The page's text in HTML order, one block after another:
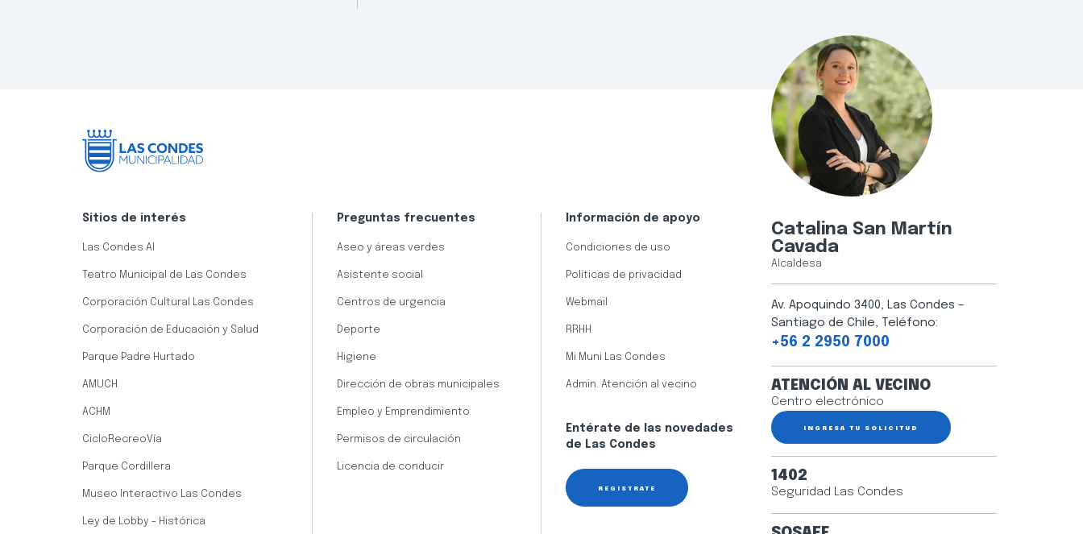
Sitios de interés
Las Condes AI
Teatro Municipal de Las Condes
Corporación Cultural Las Condes
Corporación de Educación y Salud
Parque Padre Hurtado
AMUCH
ACHM
CicloRecreoVía
Parque Cordillera
Museo Interactivo Las Condes
Ley de Lobby - Histórica
Preguntas frecuentes
Aseo y áreas verdes
Asistente social
Centros de urgencia
Deporte
Higiene
Dirección de obras municipales
Empleo y Emprendimiento
Permisos de circulación
Licencia de conducir
Información de apoyo
Condiciones de uso
Políticas de privacidad
Webmail
RRHH
Mi Muni Las Condes
Admin. Atención al vecino
Entérate de las novedades
de Las Condes
REGÍSTRATE
Catalina San Martín
Cavada
Alcaldesa
Av. Apoquindo 3400, Las Condes –
Santiago de Chile, Teléfono:
+56 2 2950 7000
ATENCIÓN AL VECINO
Centro electrónico
INGRESA TU SOLICITUD
1402
Seguridad Las Condes